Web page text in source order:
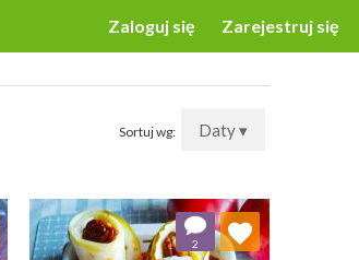
Zaloguj się Zarejestruj się
Sortuj wg: Daty ▾
2
Dodaj do ulubionych